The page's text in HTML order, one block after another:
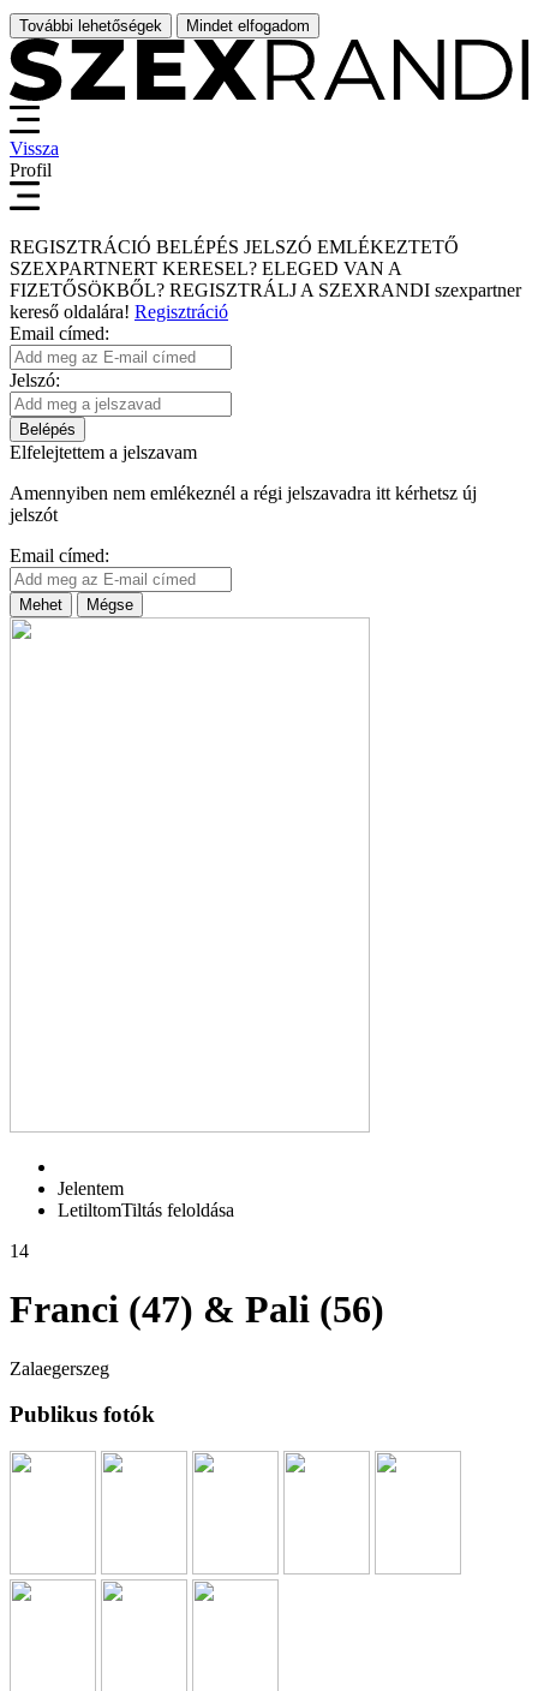
További lehetőségek Mindet elfogadom
Vissza
Profil
REGISZTRÁCIÓ BELÉPÉS JELSZÓ EMLÉKEZTETŐ
SZEXPARTNERT KERESEL? ELEGED VAN A
FIZETŐSÖKBŐL? REGISZTRÁLJ A SZEXRANDI szexpartner
kereső oldalára! Regisztráció
Email címed:
Jelszó:
Belépés
Elfelejtettem a jelszavam
Amennyiben nem emlékeznél a régi jelszavadra itt kérhetsz új
jelszót
Email címed:
Mehet Mégse
Jelentem
LetiltomTiltás feloldása
14
Franci (47) & Pali (56)
Zalaegerszeg
Publikus fotók